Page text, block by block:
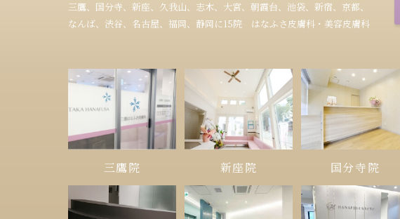
三鷹、国分寺、新座、久我山、志木、大宮、朝霞台、池袋、新宿、京都、
なんば、渋谷、名古屋、福岡、静岡に15院 はなふさ皮膚科・美容皮膚科
三鷹院 新座院 国分寺院